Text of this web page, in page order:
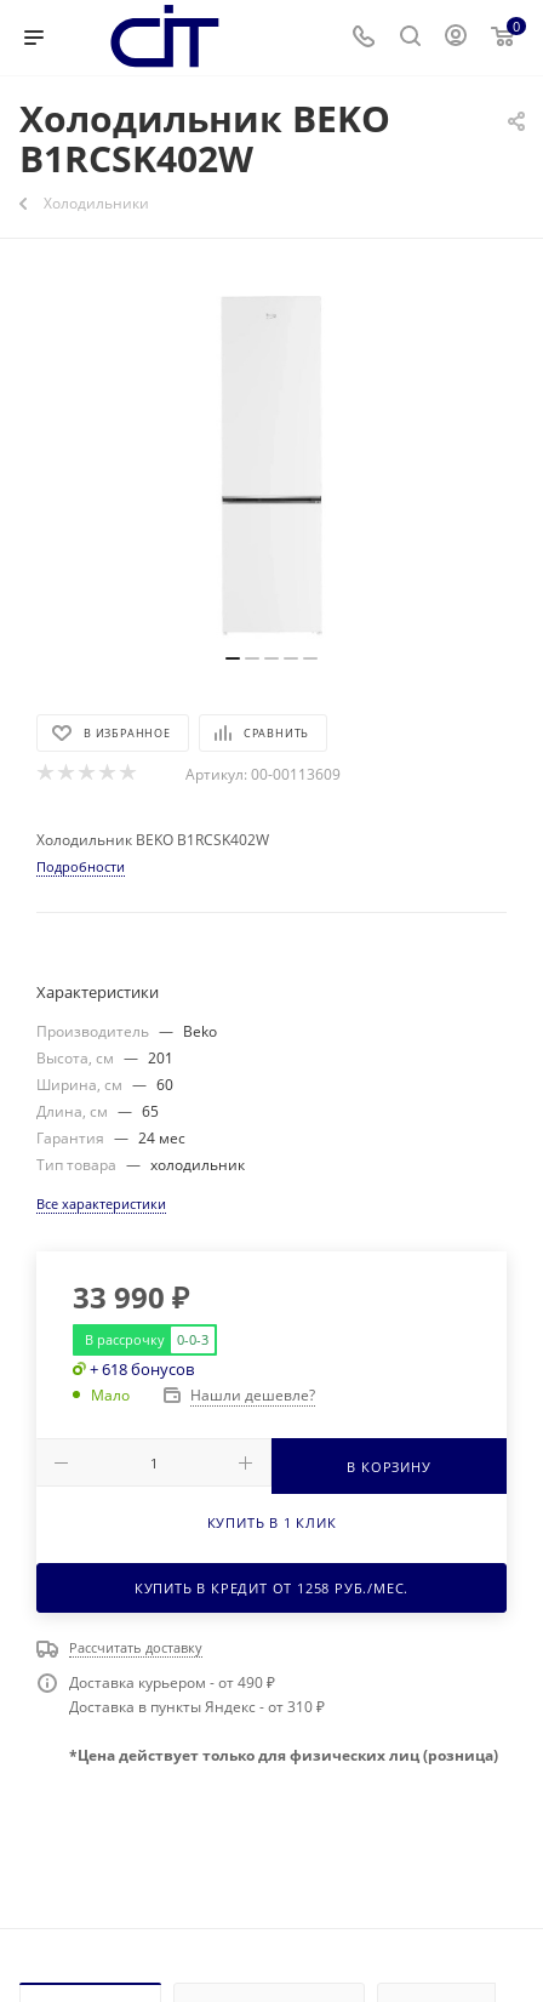
0
Холодильник BEKO
B1RCSK402W
Холодильники
В ИЗБРАННОЕ СРАВНИТЬ
Артикул: 00-00113609
Холодильник BEKO B1RCSK402W
Подробности
Характеристики
Производитель — Beko
Высота, см — 201
Ширина, см — 60
Длина, см — 65
Гарантия — 24 мес
Тип товара — холодильник
Все характеристики
33 990 ₽
В рассрочку 0-0-3
+ 618 бонусов
Мало Нашли дешевле?
В КОРЗИНУ
КУПИТЬ В 1 КЛИК
КУПИТЬ В КРЕДИТ ОТ 1258 РУБ./МЕС.
Рассчитать доставку
Доставка курьером - от 490 ₽
Доставка в пункты Яндекс - от 310 ₽
*Цена действует только для физических лиц (розница)